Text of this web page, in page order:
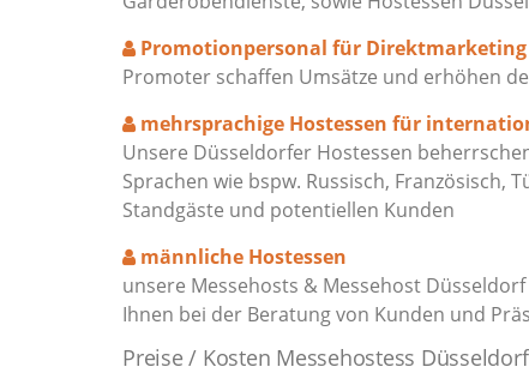
Promotionpersonal für Direktmarketing
Promoter schaffen Umsätze und erhöhen
mehrsprachige Hostessen für
Unsere Düsseldorfer Hostessen
Sprachen wie bspw. Russisch, Französisch,
Standgäste und potentiellen Kunden
männliche Hostessen
unsere Messehosts & Messehost
Ihnen bei der Beratung von Kunden und
Preise / Kosten Messehostess Düsseldorf